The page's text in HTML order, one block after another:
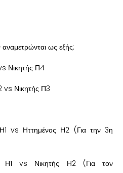
αναμετρώνται ως εξής:
Νικητής Π4
vs Νικητής Π3
Η1 vs Ηττημένος Η2 (Για την 3η
Η1 vs Νικητής Η2 (Για τον